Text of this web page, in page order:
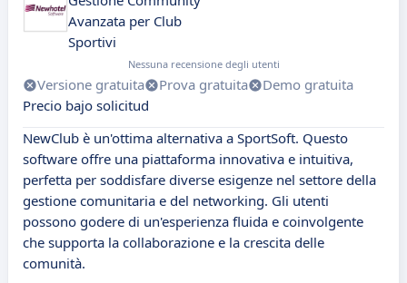
Avanzata per Club
Sportivi
Nessuna recensione degli utenti
Versione gratuita Prova gratuita
Demo gratuita
Precio bajo solicitud
NewClub è un'ottima alternativa a SportSoft. Questo
software offre una piattaforma innovativa e intuitiva,
perfetta per soddisfare diverse esigenze nel settore della
gestione comunitaria e del networking. Gli utenti
possono godere di un'esperienza fluida e coinvolgente
che supporta la collaborazione e la crescita delle
comunità.